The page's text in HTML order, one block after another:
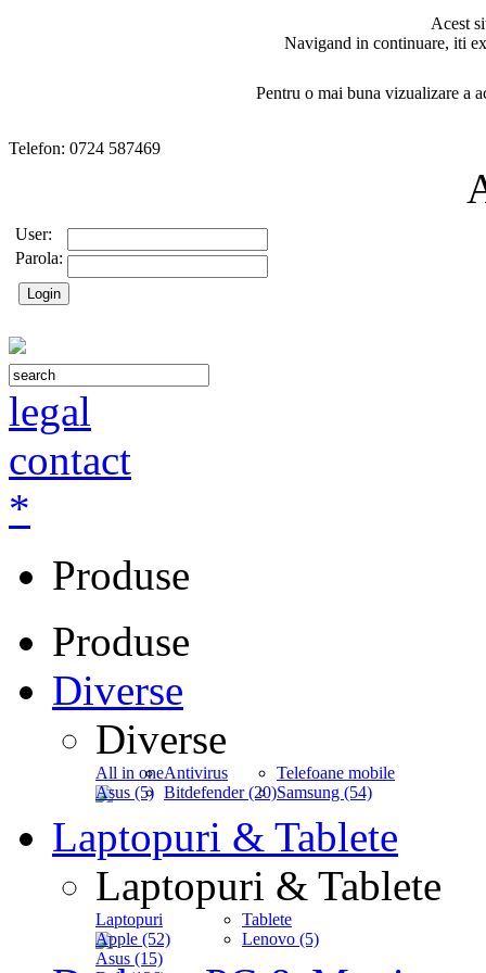
Acest
Navigand in continuare, iti
Pentru o mai buna vizualizare a
Telefon: 0724 587469
User:
Parola:
legal
contact
*
Produse
Produse
Diverse
Diverse
All in one
Asus (5)
Antivirus
Bitdefender (20)
Telefoane mobile
Samsung (54)
Laptopuri & Tablete
Laptopuri & Tablete
Laptopuri
Apple (52)
Asus (15)
Tablete
Lenovo (5)